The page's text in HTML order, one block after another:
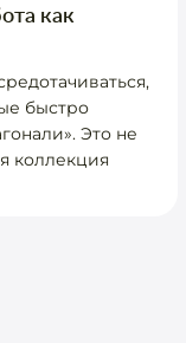
как
быстро
Это не
коллекция